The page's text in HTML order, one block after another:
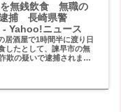
を無銭飲食 無職の
捕 長崎県警
- Yahoo!ニュース
居酒屋で1時間半に渡り日
したとして、諫早市の無
欺の疑いで逮捕されまし